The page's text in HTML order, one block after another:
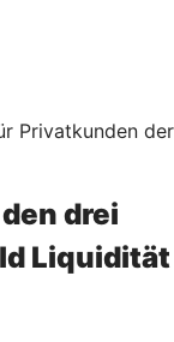
Privatkunden der
drei
Liquidität